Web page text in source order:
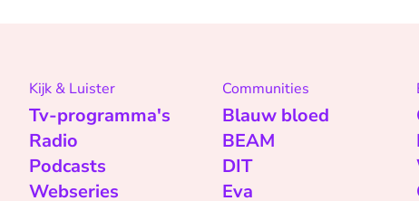
Kijk & Luister
Tv-programma's
Radio
Podcasts
Webseries
Communities
Blauw bloed
BEAM
DIT
Eva